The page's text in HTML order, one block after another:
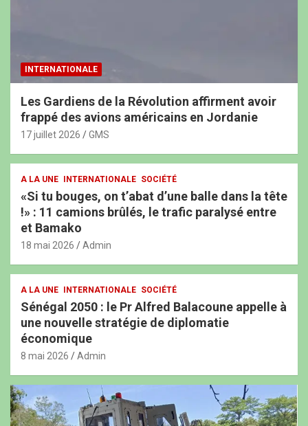
INTERNATIONALE
Les Gardiens de la Révolution affirment avoir
frappé des avions américains en Jordanie
17 juillet 2026 GMS
A LA UNE INTERNATIONALE SOCIÉTÉ
«Si tu bouges, on t’abat d’une balle dans la tête
!» : 11 camions brûlés, le trafic paralysé entre
et Bamako
18 mai 2026 Admin
A LA UNE INTERNATIONALE SOCIÉTÉ
Sénégal 2050 : le Pr Alfred Balacoune appelle à
une nouvelle stratégie de diplomatie
économique
8 mai 2026 Admin